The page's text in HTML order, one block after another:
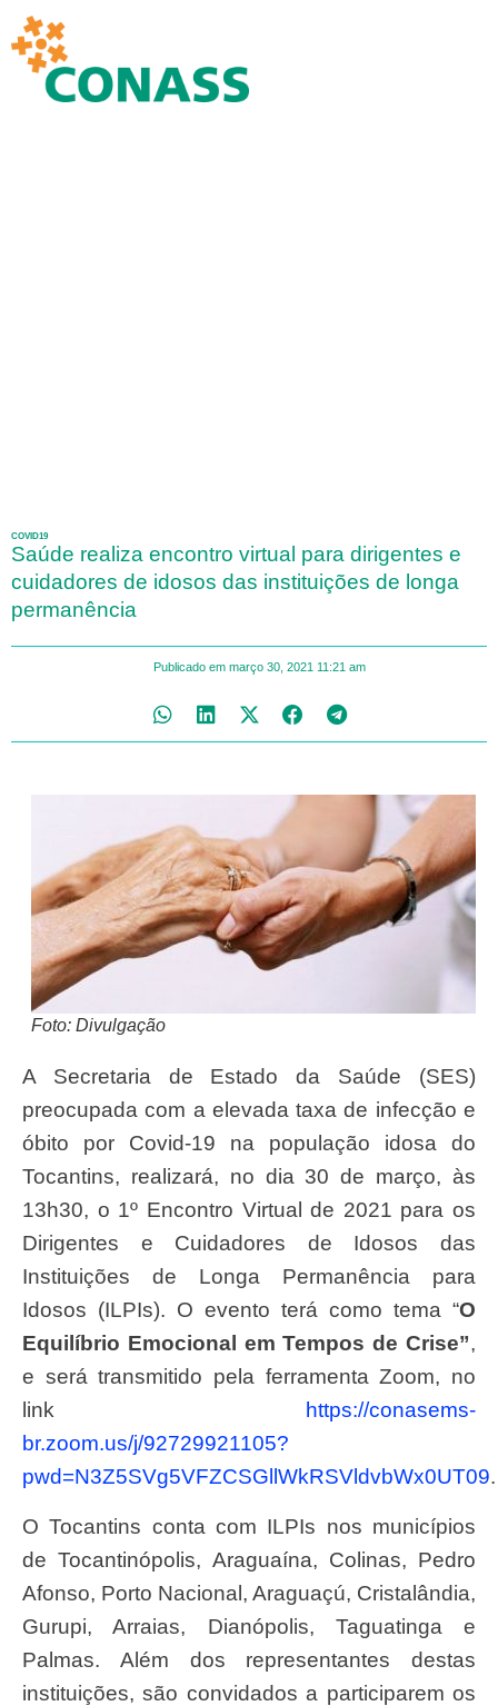
COVID19
Saúde realiza encontro virtual para dirigentes e
cuidadores de idosos das instituições de longa
permanência
Publicado em março 30, 2021 11:21 am
Foto: Divulgação
A Secretaria de Estado da Saúde (SES)
preocupada com a elevada taxa de infecção e
óbito por Covid-19 na população idosa do
Tocantins, realizará, no dia 30 de março, às
13h30, o 1º Encontro Virtual de 2021 para os
Dirigentes e Cuidadores de Idosos das
Instituições de Longa Permanência para
Idosos (ILPIs). O evento terá como tema “O
Equilíbrio Emocional em Tempos de Crise”,
e será transmitido pela ferramenta Zoom, no
link
https://conasems-
br.zoom.us/j/92729921105?
pwd=N3Z5SVg5VFZCSGllWkRSVldvbWx0UT09.
O Tocantins conta com ILPIs nos municípios
de Tocantinópolis, Araguaína, Colinas, Pedro
Afonso, Porto Nacional, Araguaçú, Cristalândia,
Gurupi, Arraias, Dianópolis, Taguatinga e
Palmas. Além dos representantes destas
instituições, são convidados a participarem os